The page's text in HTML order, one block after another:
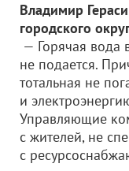
Владимир
городского
— Горячая вода
не подается.
тотальная не
и
Управляющие
с жителей, не
с